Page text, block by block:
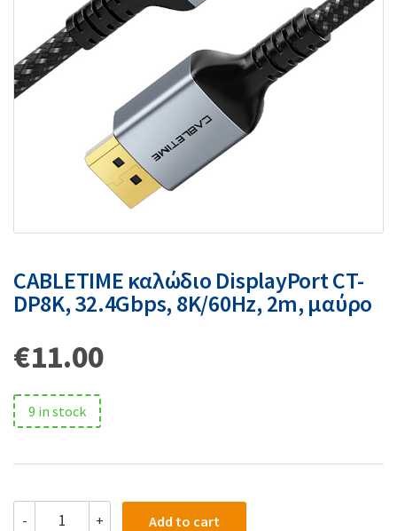
CABLETIME καλώδιο DisplayPort CT-
DP8K, 32.4Gbps, 8K/60Hz, 2m, μαύρο
€11.00
9 in stock
- + Add to cart